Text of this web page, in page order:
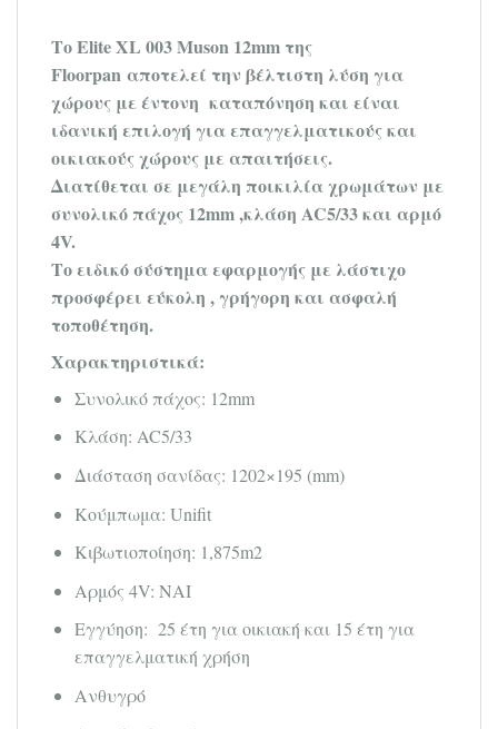
Το Elite XL 003 Muson 12mm της
Floorpan αποτελεί την βέλτιστη λύση για
χώρους με έντονη καταπόνηση και είναι
ιδανική επιλογή για επαγγελματικούς και
οικιακούς χώρους με απαιτήσεις.
Διατίθεται σε μεγάλη ποικιλία χρωμάτων με
συνολικό πάχος 12mm ,κλάση AC5/33 και αρμό
4V.
Το ειδικό σύστημα εφαρμογής με λάστιχο
προσφέρει εύκολη , γρήγορη και ασφαλή
τοποθέτηση.
Χαρακτηριστικά:
Συνολικό πάχος: 12mm
Κλάση: AC5/33
Διάσταση σανίδας: 1202×195 (mm)
Κούμπωμα: Unifit
Κιβωτιοποίηση: 1,875m2
Αρμός 4V: ΝΑΙ
Εγγύηση: 25 έτη για οικιακή και 15 έτη για
επαγγελματική χρήση
Ανθυγρό